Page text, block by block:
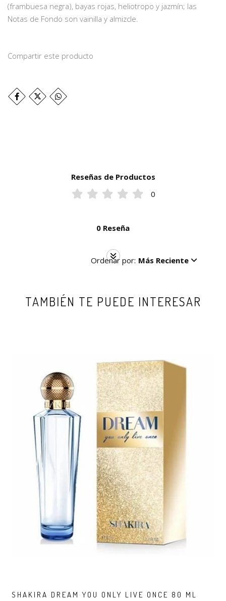
(frambuesa negra), bayas rojas, heliotropo y jazmín; las
Notas de Fondo son vainilla y almizcle.
Compartir este producto
Reseñas de Productos
0
0 Reseña
Ordenar por: Más Reciente
TAMBIÉN TE PUEDE INTERESAR
SHAKIRA DREAM YOU ONLY LIVE ONCE 80 ML